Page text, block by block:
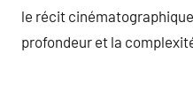
le récit
profondeur et la